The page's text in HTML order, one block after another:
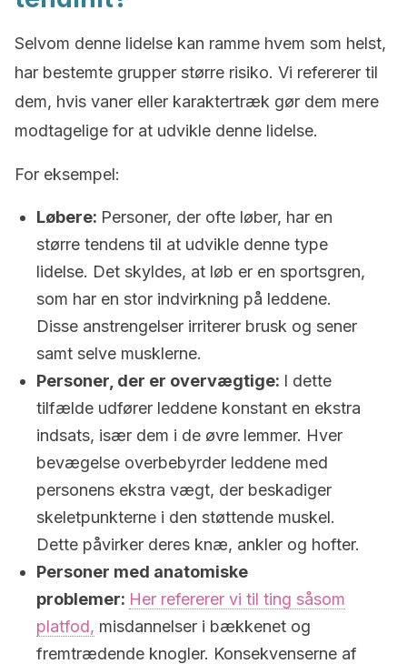
Selvom denne lidelse kan ramme hvem som helst,
har bestemte grupper større risiko. Vi refererer til
dem, hvis vaner eller karaktertræk gør dem mere
modtagelige for at udvikle denne lidelse.
For eksempel:
Løbere: Personer, der ofte løber, har en
større tendens til at udvikle denne type
lidelse. Det skyldes, at løb er en sportsgren,
som har en stor indvirkning på leddene.
Disse anstrengelser irriterer brusk og sener
samt selve musklerne.
Personer, der er overvægtige: I dette
tilfælde udfører leddene konstant en ekstra
indsats, især dem i de øvre lemmer. Hver
bevægelse overbebyrder leddene med
personens ekstra vægt, der beskadiger
skeletpunkterne i den støttende muskel.
Dette påvirker deres knæ, ankler og hofter.
Personer med anatomiske
problemer: Her refererer vi til ting såsom
platfod, misdannelser i bækkenet og
fremtrædende knogler. Konsekvenserne af